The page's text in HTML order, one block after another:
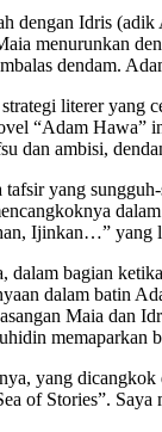
dengan Idris
menurunkan
dendam.
literer yang
“Adam Hawa”
dan ambisi,
tafsir yang
Ijinkan…” yang
dalam bagian
dalam batin
Maia dan
memaparkan
yang
of Stories”.